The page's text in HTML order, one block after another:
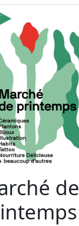
de